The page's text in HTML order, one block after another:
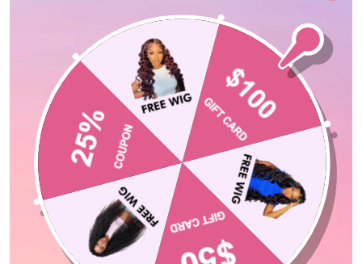
1000 vuesde votre vidéo en un mois, nous vous paierons
2000 vues
de votre vidéo en un mois, nous vous paierons
S'il y a plus de
5 000 vues
de votre vidéo en un mois, nous vous paierons
1·Créez et publiez une vidéo sur Instagram, vous devriez